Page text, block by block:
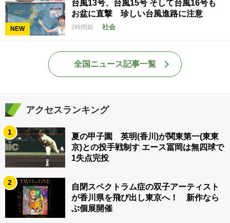
NEW
台風13号、台風15号 そして台風16号も
お盆に直撃 珍しい台風進路に注意
2時間前 社会
全国ニュース記事一覧
アクセスランキング
1
夏の甲子園 英明(香川)が関東第一(東東
京)との投手戦制す エース冨岡は無四球で
1失点完投
2
自閉スペクトラム症の双子アーティスト
が香川県を飛び出し東京へ！ 新作なら
ぶ個展開催